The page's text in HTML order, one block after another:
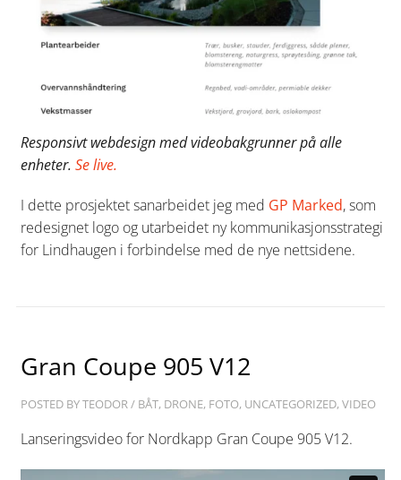
Responsivt webdesign med videobakgrunner på alle
enheter. Se live.
I dette prosjektet sanarbeidet jeg med GP Marked, som
redesignet logo og utarbeidet ny kommunikasjonsstrategi
for Lindhaugen i forbindelse med de nye nettsidene.
Gran Coupe 905 V12
POSTED BYTEODOR/ BÅT, DRONE, FOTO, UNCATEGORIZED,VIDEO
Lanseringsvideo for Nordkapp Gran Coupe 905 V12.